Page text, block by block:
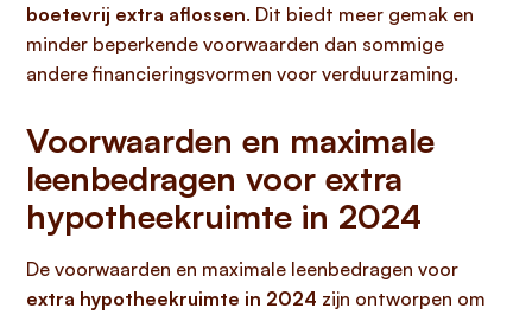
boetevrij extra aflossen. Dit biedt meer gemak en
minder beperkende voorwaarden dan sommige
andere financieringsvormen voor verduurzaming.
Voorwaarden en maximale
leenbedragen voor extra
hypotheekruimte in 2024
De voorwaarden en maximale leenbedragen voor
extra hypotheekruimte in 2024 zijn ontworpen om